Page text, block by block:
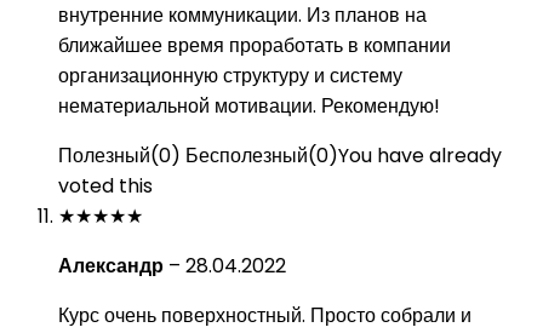
внутренние коммуникации. Из планов на
ближайшее время проработать в компании
организационную структуру и систему
нематериальной мотивации. Рекомендую!
Полезный(0) Бесполезный(0)You have already
voted this
★★★★★
Александр – 28.04.2022
Курс очень поверхностный. Просто собрали и